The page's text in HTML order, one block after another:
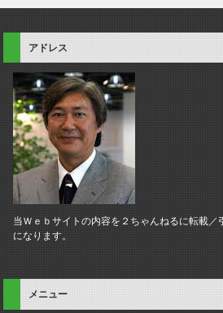
アドレス
当Ｗｅｂサイトの内容を２ちゃんねるに転載／
になります。
メニュー